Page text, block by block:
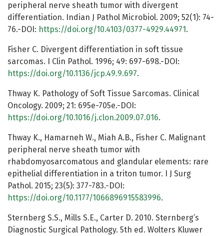
peripheral nerve sheath tumor with divergent
differentiation. Indian J Pathol Microbiol. 2009; 52(1): 74-
76.-DOI: https://doi.org/10.4103/0377-4929.44971 .
Fisher C. Divergent differentiation in soft tissue
sarcomas. I Clin Pathol. 1996; 49: 697-698.-DOI:
https://doi.org/10.1136/jcp.49.9.697.
Thway K. Pathology of Soft Tissue Sarcomas. Clinical
Oncology. 2009; 21: 695e-705e.-DOI:
https://doi.org/10.1016/j.clon.2009.07.016.
Thway K., Hamarneh W., Miah A.B., Fisher C. Malignant
peripheral nerve sheath tumor with
rhabdomyosarcomatous and glandular elements: rare
epithelial differentiation in a triton tumor. I J Surg
Pathol. 2015; 23(5): 377-783.-DOI:
https://doi.org/10.1177/1066896915583996.
Sternberg S.S., Mills S.E., Carter D. 2010. Sternberg’s
Diagnostic Surgical Pathology. 5th ed. Wolters Kluwer